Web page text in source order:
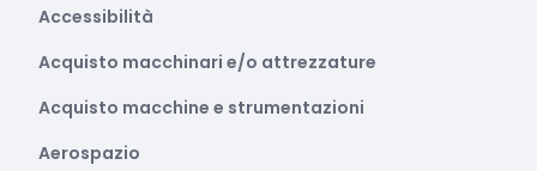
Accessibilità
Acquisto macchinari e/o attrezzature
Acquisto macchine e strumentazioni
Aerospazio